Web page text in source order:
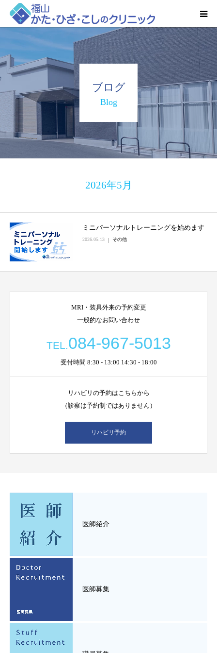
ブログ
Blog
2026年5月
ミニパーソナルトレーニングを始めます
2026.05.13 その他
MRI・装具外来の予約変更
一般的なお問い合わせ
TEL.084-967-5013
受付時間 8:30 - 13:00 14:30 - 18:00
リハビリの予約はこちらから
（診察は予約制ではありません）
リハビリ予約
医師紹介
医師募集
HOME
お知らせ
クリニック紹介
得意とする検査・治療